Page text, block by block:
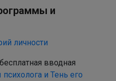
и
личности
вводная
и Тень его